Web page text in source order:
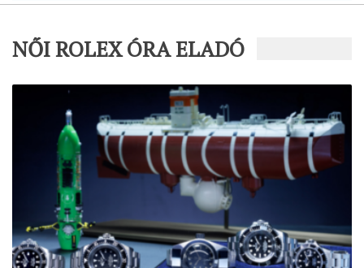
NŐI ROLEX ÓRA ELADÓ